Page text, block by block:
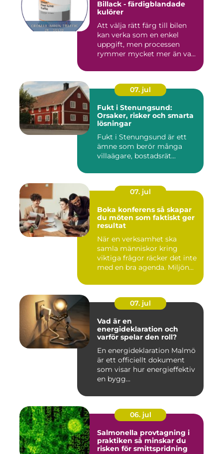
Billack - färdigblandade
kulörer
Att välja rätt färg till bilen
kan verka som en enkel
uppgift, men processen
rymmer mycket mer än va...
07. jul
Fukt i Stenungsund:
Orsaker, risker och smarta
lösningar
Fukt i Stenungsund är ett
ämne som berör många
villaägare, bostadsrät...
07. jul
Boka konferens så skapar
du möten som faktiskt ger
resultat
När en verksamhet ska
samla människor kring
viktiga frågor räcker det inte
med en bra agenda. Miljön...
07. jul
Vad är en
energideklaration och
varför spelar den roll?
En energideklaration Malmö
är ett officiellt dokument
som visar hur energieffektiv
en bygg...
06. jul
Salmonella provtagning i
praktiken så minskar du
risken för smittspridning